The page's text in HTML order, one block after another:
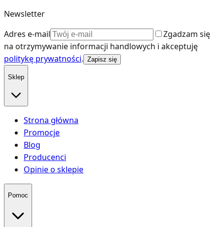
Newsletter
Adres e-mail
Zgadzam się
na otrzymywanie informacji handlowych i akceptuję
politykę prywatności. Zapisz się
Sklep
Strona główna
Promocje
Blog
Producenci
Opinie o sklepie
Pomoc